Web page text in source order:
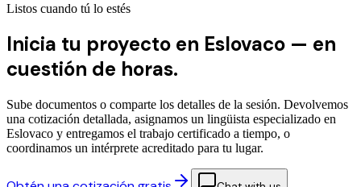
Listos cuando tú lo estés
Inicia tu proyecto en Eslovaco — en
cuestión de horas.
Sube documentos o comparte los detalles de la sesión. Devolvemos
una cotización detallada, asignamos un lingüista especializado en
Eslovaco y entregamos el trabajo certificado a tiempo, o
coordinamos un intérprete acreditado para tu lugar.